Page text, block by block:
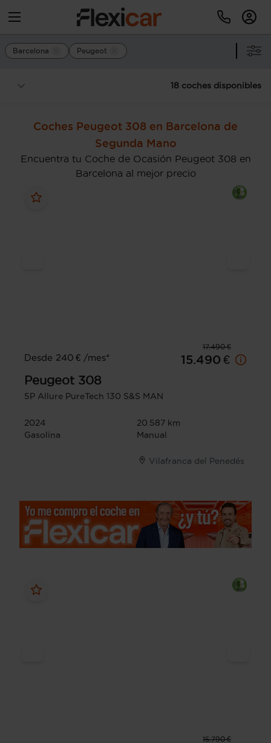
Barcelona Peugeot
18 coches disponibles
Coches Peugeot 308 en Barcelona de
Segunda Mano
Encuentra tu Coche de Ocasión Peugeot 308 en
Barcelona al mejor precio
17.490 €
Desde 240 € /mes*
15.490 €
Peugeot 308
5P Allure PureTech 130 S&S MAN
2024
20.587 km
Gasolina
Manual
Vilafranca del Penedés
15.790 €